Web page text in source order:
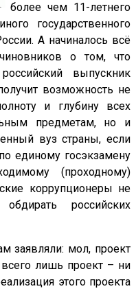
более чем 11-летнего
государственного
А начиналось всё
о том, что
выпускник
возможность не
и глубину всех
предметам, но и
вуз страны, если
единому госэкзамену
(проходному)
коррупционеры не
российских
заявляли: мол, проект
лишь проект – ни
этого проекта